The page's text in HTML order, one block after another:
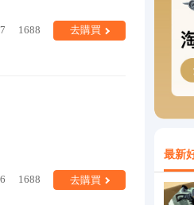
1688 去購買
1688 去購買
最新